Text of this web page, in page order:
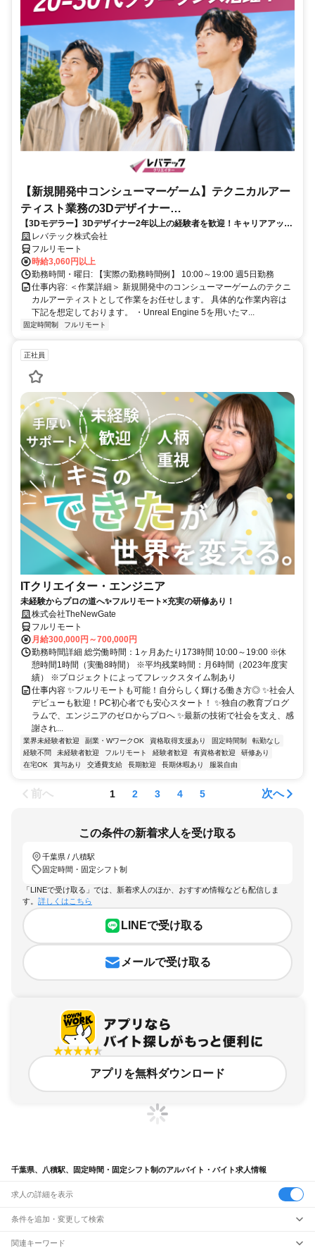
【新規開発中コンシューマーゲーム】テクニカルアー
ティスト業務の3Dデザイナー
_LTCR547867_CP_CRG
【3Dモデラー】3Dデザイナー2年以上の経験者を歓迎！キャリアアップ
を目指したい方も大歓迎♪
レバテック株式会社
フルリモート
時給3,060円以上
勤務時間・曜日: 【実際の勤務時間例】 10:00～19:00 週5日勤務
仕事内容: ＜作業詳細＞ 新規開発中のコンシューマーゲームのテクニ
カルアーティストとして作業をお任せします。 具体的な作業内容は
下記を想定しております。 ・Unreal Engine 5を用いたマ...
固定時間制 フルリモート
正社員
ITクリエイター・エンジニア
未経験からプロの道へ✨フルリモート×充実の研修あり！
株式会社TheNewGate
フルリモート
月給300,000円～700,000円
勤務時間詳細 総労働時間：1ヶ月あたり173時間 10:00～19:00 ※休
憩時間1時間（実働8時間） ※平均残業時間：月6時間（2023年度実
績） ※プロジェクトによってフレックスタイム制あり
仕事内容 ✨フルリモートも可能！自分らしく輝ける働き方◎ ✨社会人
デビューも歓迎！PC初心者でも安心スタート！ ✨独自の教育プログ
ラムで、エンジニアのゼロからプロへ ✨最新の技術で社会を支え、感
謝され...
業界未経験者歓迎 副業・WワークOK 資格取得支援あり 固定時間制
転勤なし
経験不問
未経験者歓迎 フルリモート 経験者歓迎 有資格者歓迎
研修あり
在宅OK
賞与あり 交通費支給 長期歓迎 長期休暇あり 服装自由
前へ 1 2 3 4 5 次へ
この条件の新着求人を受け取る
千葉県 / 八積駅
固定時間・固定シフト制
「LINEで受け取る」では、新着求人のほか、おすすめ情報なども配信しま
す。 詳しくはこちら
LINEで受け取る
メールで受け取る
アプリを無料ダウンロード
千葉県、八積駅、固定時間・固定シフト制のアルバイト・バイト求人情報
求人の詳細を表示
条件を追加・変更して検索
市区町村を追加・変更
関連キーワード